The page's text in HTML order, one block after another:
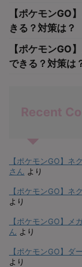
【ポケモンGO
きる？対策は？
【ポケモンGO
できる？対策は
Recent
【ポケモンGO】ネ
さん より
【ポケモンGO】ネ
より
【ポケモンGO】メ
ん より
【ポケモンGO】ダ
より